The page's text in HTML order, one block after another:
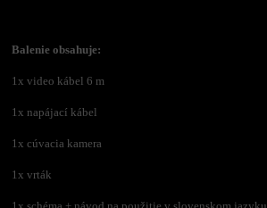
Balenie obsahuje:
1x video kábel 6 m
1x napájací kábel
1x cúvacia kamera
1x vrták